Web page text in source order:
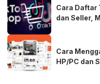
Cara Daftar
dan Seller,
Cara
HP/PC dan